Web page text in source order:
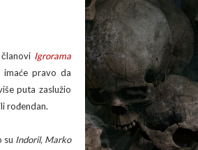
Igrorama
pravo da
puta zaslužio
rođendan.
su Indoril, Marko